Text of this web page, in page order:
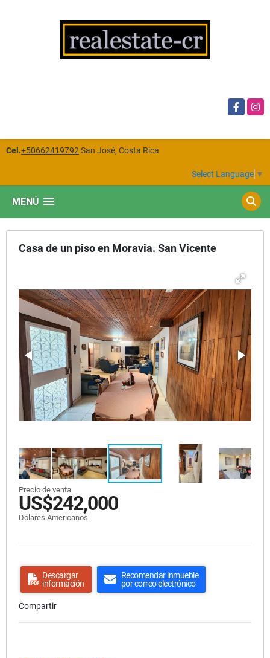
Facebook
Cel.+50662419792 San José, Costa Rica
Select Language ▼
MENÚ
Casa de un piso en Moravia. San Vicente
Precio de venta
US$242,000
Dólares Americanos
Descargar
información
Recomendar inmueble
por correo electrónico
Compartir